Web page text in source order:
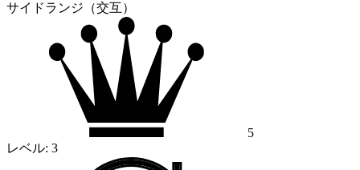
サイドランジ（交互）
5
レベル: 3